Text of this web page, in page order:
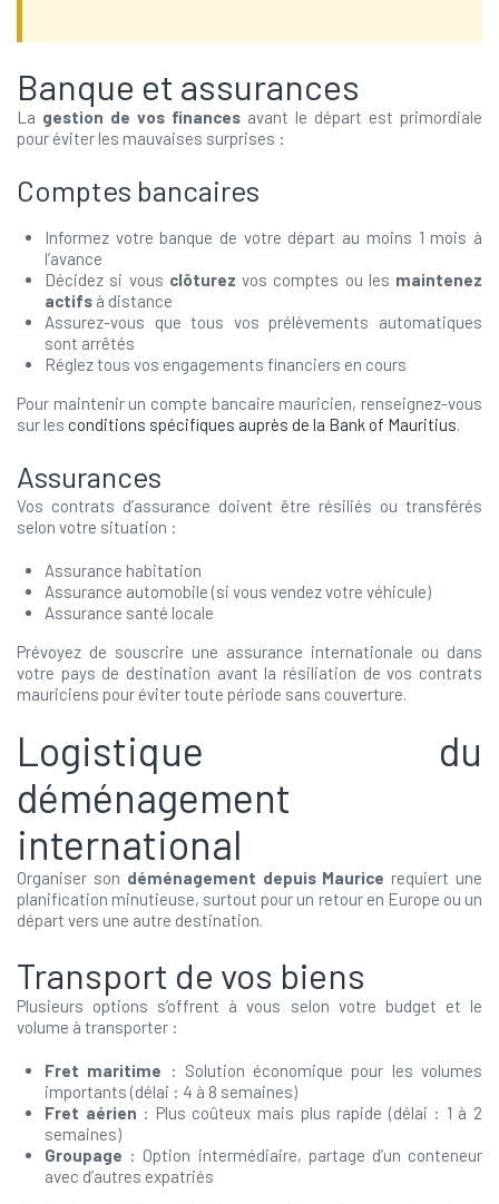
Banque et assurances
La gestion de vos finances avant le départ est primordiale
pour éviter les mauvaises surprises :
Comptes bancaires
Informez votre banque de votre départ au moins 1 mois à
l’avance
Décidez si vous clôturez vos comptes ou les maintenez
actifs à distance
Assurez-vous que tous vos prélèvements automatiques
sont arrêtés
Réglez tous vos engagements financiers en cours
Pour maintenir un compte bancaire mauricien, renseignez-vous
sur les conditions spécifiques auprès de la Bank of Mauritius.
Assurances
Vos contrats d’assurance doivent être résiliés ou transférés
selon votre situation :
Assurance habitation
Assurance automobile (si vous vendez votre véhicule)
Assurance santé locale
Prévoyez de souscrire une assurance internationale ou dans
votre pays de destination avant la résiliation de vos contrats
mauriciens pour éviter toute période sans couverture.
Logistique du
déménagement
international
Organiser son déménagement depuis Maurice requiert une
planification minutieuse, surtout pour un retour en Europe ou un
départ vers une autre destination.
Transport de vos biens
Plusieurs options s’offrent à vous selon votre budget et le
volume à transporter :
Fret maritime : Solution économique pour les volumes
importants (délai : 4 à 8 semaines)
Fret aérien : Plus coûteux mais plus rapide (délai : 1 à 2
semaines)
Groupage : Option intermédiaire, partage d’un conteneur
avec d’autres expatriés